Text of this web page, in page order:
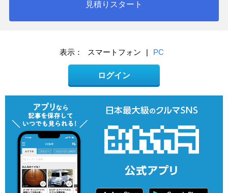
見積りスタート
表示： スマートフォン | PC
ログイン